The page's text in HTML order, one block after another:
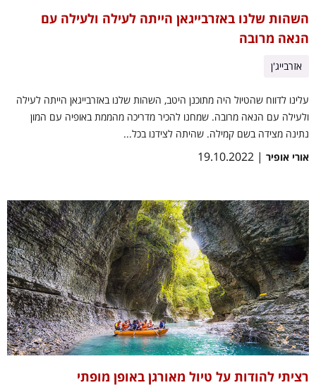
השהות שלנו באזרבייגאן הייתה לעילה ולעילה עם
הנאה מרובה
אזרבייג'ן
עלינו לדווח שהטיול היה מתוכנן היטב, השהות שלנו באזרבייגאן הייתה לעילה
ולעילה עם הנאה מרובה. שמחנו להכיר מדריכה מהממת באופיה עם המון
נתינה מצידה בשם קמילה. שהיתה לצידנו בכל...
אורי אופיר | 19.10.2022
רציתי להודות על טיול מאורגן באופן מופתי